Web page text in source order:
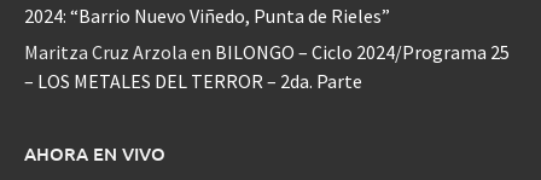
2024: “Barrio Nuevo Viñedo, Punta de Rieles”
Maritza Cruz Arzola en BILONGO – Ciclo 2024/Programa 25
– LOS METALES DEL TERROR – 2da. Parte
AHORA EN VIVO